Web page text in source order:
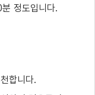
분 정도입니다.
합니다.